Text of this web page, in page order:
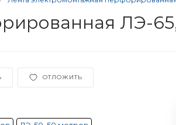
ЛЭ-
ОТЛОЖИТЬ